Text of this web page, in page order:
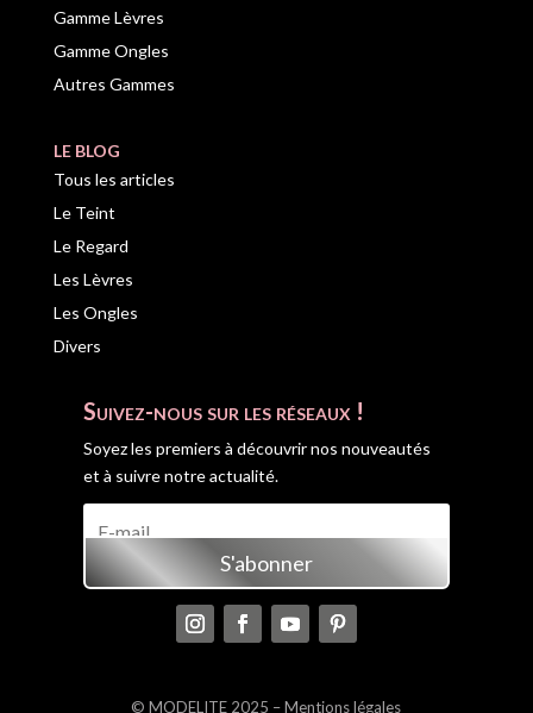
Gamme Lèvres
Gamme Ongles
Autres Gammes
LE BLOG
Tous les articles
Le Teint
Le Regard
Les Lèvres
Les Ongles
Divers
Suivez-nous sur les réseaux !
Soyez les premiers à découvrir nos nouveautés
et à suivre notre actualité.
S'abonner
© MODELITE 2025 –Mentions légales